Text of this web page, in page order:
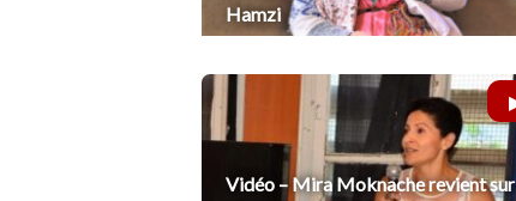
Hamzi
Vidéo – Mira Moknache revient sur